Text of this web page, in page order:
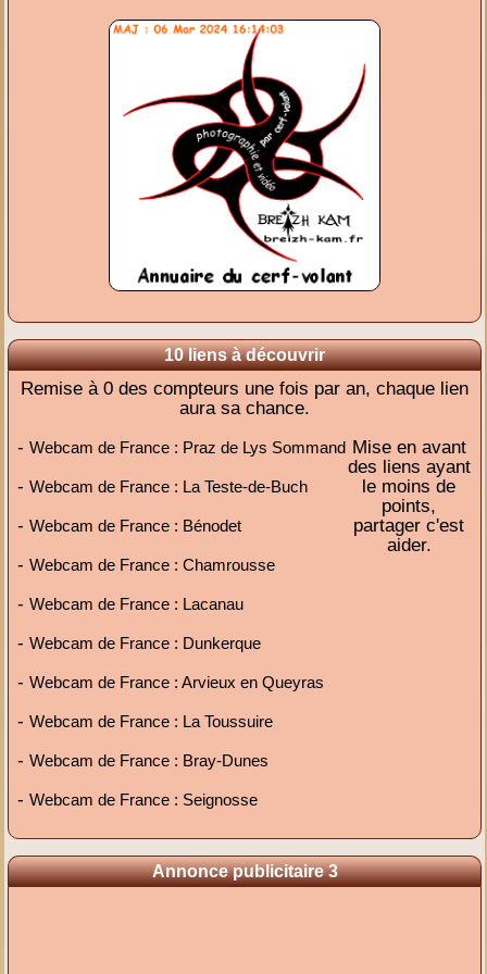
10 liens à découvrir
Remise à 0 des compteurs une fois par an, chaque lien
aura sa chance.
-Webcam de France : Praz de Lys Sommand
-Webcam de France : La Teste-de-Buch
-Webcam de France : Bénodet
-Webcam de France : Chamrousse
-Webcam de France : Lacanau
-Webcam de France : Dunkerque
-Webcam de France : Arvieux en Queyras
-Webcam de France : La Toussuire
-Webcam de France : Bray-Dunes
-Webcam de France : Seignosse
Mise en avant
des liens ayant
le moins de
points,
partager c'est
aider.
Annonce publicitaire 3